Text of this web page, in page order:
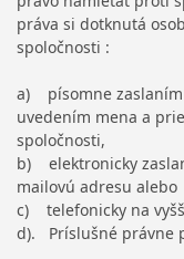
práva si dotknutá
spoločnosti :
a) písomne zaslaním
uvedením mena a
spoločnosti,
b) elektronicky
mailovú adresu alebo
c) telefonicky na
d). Príslušné právne